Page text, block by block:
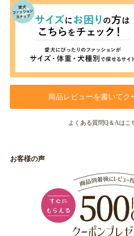
商品レビューを書いてク
よくある質問Q＆Aはこ
お客様の声